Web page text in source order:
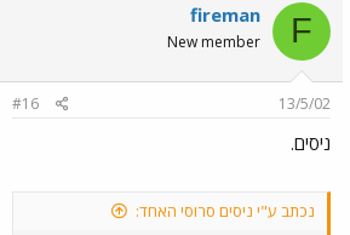
F
fireman
New member
13/5/02
#16
ניסים.
נכתב ע"י ניסים סרוסי האחד: